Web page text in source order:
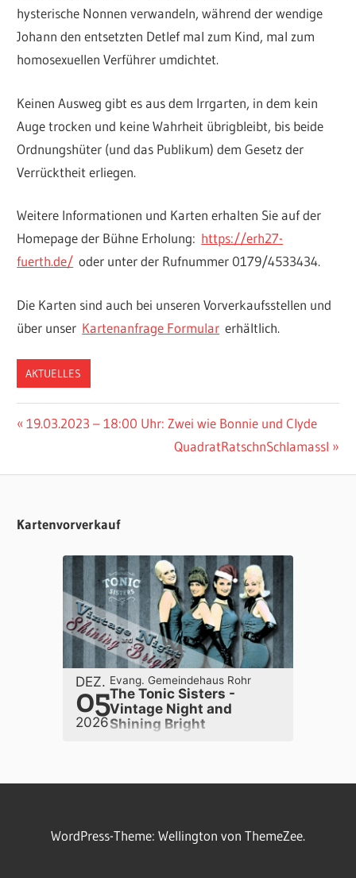
hysterische Nonnen verwandeln, während der wendige
Johann den entsetzten Detlef mal zum Kind, mal zum
homosexuellen Verführer umdichtet.
Keinen Ausweg gibt es aus dem Irrgarten, in dem kein
Auge trocken und keine Wahrheit übrigbleibt, bis beide
Ordnungshüter (und das Publikum) dem Gesetz der
Verrücktheit erliegen.
Weitere Informationen und Karten erhalten Sie auf der
Homepage der Bühne Erholung: https://erh27-
fuerth.de/ oder unter der Rufnummer 0179/4533434.
Die Karten sind auch bei unseren Vorverkaufsstellen und
über unser Kartenanfrage Formular erhältlich.
AKTUELLES
Beitragsnavigation
Vorheriger
19.03.2023 – 18:00 Uhr: Zwei wie Bonnie und Clyde
Nächster
QuadratRatschnSchlamassl
Kartenvorverkauf
DEZ.
05
2026
Evang. Gemeindehaus Rohr
The Tonic Sisters -
Vintage Night and
Shining Bright
WordPress-Theme: Wellington von ThemeZee.